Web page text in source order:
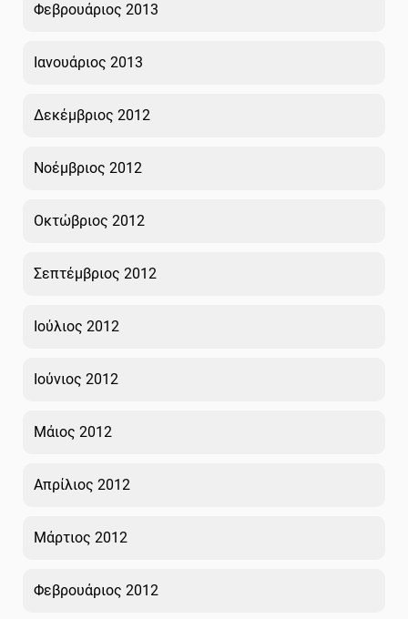
Φεβρουάριος 2013
Ιανουάριος 2013
Δεκέμβριος 2012
Νοέμβριος 2012
Οκτώβριος 2012
Σεπτέμβριος 2012
Ιούλιος 2012
Ιούνιος 2012
Μάιος 2012
Απρίλιος 2012
Μάρτιος 2012
Φεβρουάριος 2012